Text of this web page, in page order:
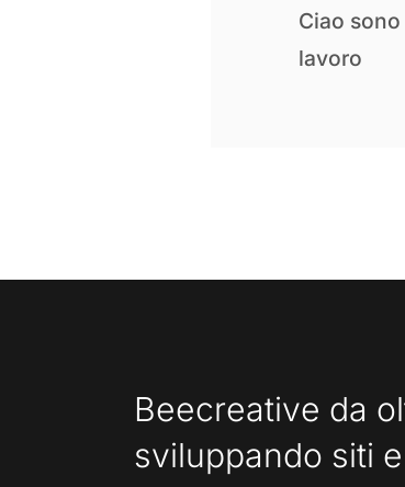
Ciao
lavoro
Beecreative da
sviluppando siti